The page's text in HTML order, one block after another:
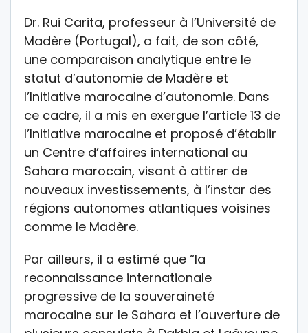
Dr. Rui Carita, professeur à l’Université de
Madère (Portugal), a fait, de son côté,
une comparaison analytique entre le
statut d’autonomie de Madère et
l’Initiative marocaine d’autonomie. Dans
ce cadre, il a mis en exergue l’article 13 de
l’Initiative marocaine et proposé d’établir
un Centre d’affaires international au
Sahara marocain, visant à attirer de
nouveaux investissements, à l’instar des
régions autonomes atlantiques voisines
comme le Madère.
Par ailleurs, il a estimé que “la
reconnaissance internationale
progressive de la souveraineté
marocaine sur le Sahara et l’ouverture de